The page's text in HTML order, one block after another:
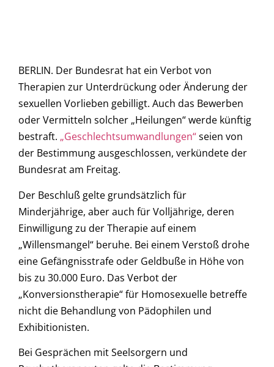
BERLIN. Der Bundesrat hat ein Verbot von
Therapien zur Unterdrückung oder Änderung der
sexuellen Vorlieben gebilligt. Auch das Bewerben
oder Vermitteln solcher „Heilungen“ werde künftig
bestraft. „Geschlechtsumwandlungen“seien von
der Bestimmung ausgeschlossen, verkündete der
Bundesrat am Freitag.
Der Beschluß gelte grundsätzlich für
Minderjährige, aber auch für Volljährige, deren
Einwilligung zu der Therapie auf einem
„Willensmangel“ beruhe. Bei einem Verstoß drohe
eine Gefängnisstrafe oder Geldbuße in Höhe von
bis zu 30.000 Euro. Das Verbot der
„Konversionstherapie“ für Homosexuelle betreffe
nicht die Behandlung von Pädophilen und
Exhibitionisten.
Bei Gesprächen mit Seelsorgern und